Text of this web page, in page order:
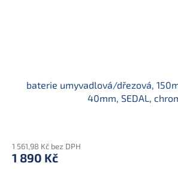
baterie umyvadlová/dřezová,
40mm, SEDAL,
1 561,98 Kč bez DPH
1 890 Kč